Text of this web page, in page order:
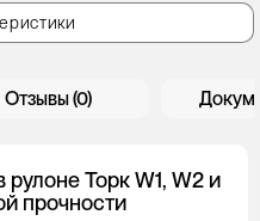
Отзывы (0)
Торк W1, W2 и
прочности